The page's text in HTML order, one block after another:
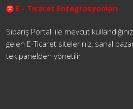
E - Ticaret Entegrasyonları
Sipariş Portalı ile mevcut
gelen E-Ticaret siteleriniz, sanal
tek panelden yönetilir